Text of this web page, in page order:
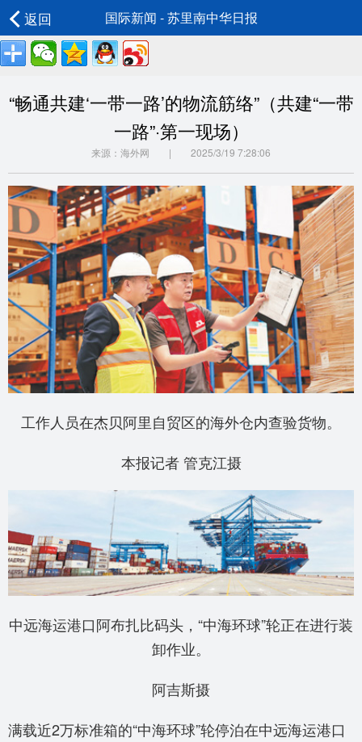
返回 国际新闻 - 苏里南中华日报
“畅通共建‘一带一路’的物流筋络”（共建“一带
一路”·第一现场）
来源：海外网 | 2025/3/19 7:28:06
工作人员在杰贝阿里自贸区的海外仓内查验货物。
本报记者 管克江摄
中远海运港口阿布扎比码头，“中海环球”轮正在进行装
卸作业。
阿吉斯摄
满载近2万标准箱的“中海环球”轮停泊在中远海运港口